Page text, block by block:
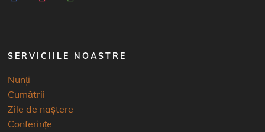
SERVICIILE NOASTRE
Nunți
Cumătrii
Zile de naștere
Conferințe